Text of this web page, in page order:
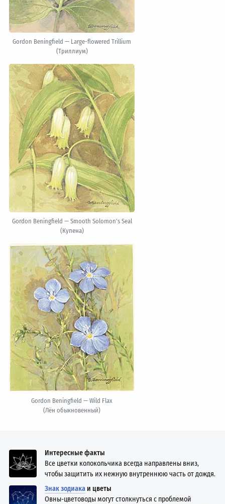
Gordon Beningfield — Large-flowered Trillium
(Триллиум)
Gordon Beningfield — Smooth Solomon's Seal
(Купена)
Gordon Beningfield — Wild Flax
(Лён обыкновенный)
Интересные факты
Все цветки колокольчика всегда направлены вниз,
чтобы защитить их нежную внутреннюю часть от дождя.
Знак зодиака и цветы
Овны-цветоводы могут столкнуться с проблемой